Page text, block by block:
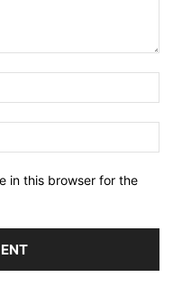
in this browser for the